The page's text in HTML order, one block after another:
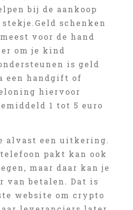
bij de aankoop
schenken
voor de hand
om je kind
is geld
een handgift of
hiervoor
1 tot 5 euro
alvast een uitkering.
pakt kan ook
maar daar kan je
van betalen. Dat is
website om crypto